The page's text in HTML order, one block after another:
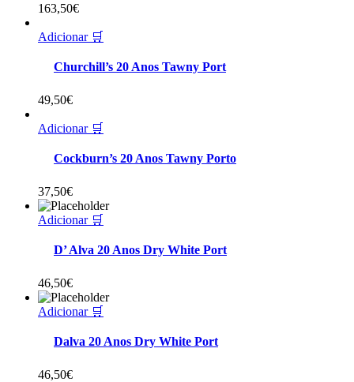
163,50€
Adicionar 🛒
Churchill’s 20 Anos Tawny Port
49,50€
Adicionar 🛒
Cockburn’s 20 Anos Tawny Porto
37,50€
Adicionar 🛒
D’ Alva 20 Anos Dry White Port
46,50€
Adicionar 🛒
Dalva 20 Anos Dry White Port
46,50€